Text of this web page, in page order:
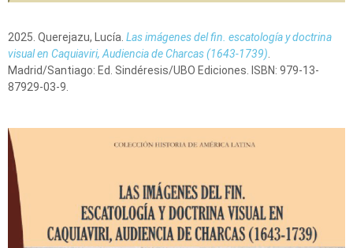
2025. Querejazu, Lucía. Las imágenes del fin. escatología y doctrina
visual en Caquiaviri, Audiencia de Charcas (1643-1739)
Madrid/Santiago: Ed. Sindéresis/UBO Ediciones. ISBN: 979-13-
87929-03-9.